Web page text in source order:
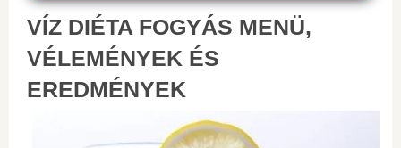
VÍZ DIÉTA FOGYÁS MENÜ,
VÉLEMÉNYEK ÉS
EREDMÉNYEK